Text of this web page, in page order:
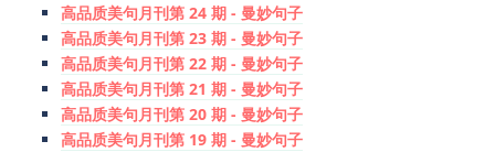
高品质美句月刊第 24 期 - 曼妙句子
高品质美句月刊第 23 期 - 曼妙句子
高品质美句月刊第 22 期 - 曼妙句子
高品质美句月刊第 21 期 - 曼妙句子
高品质美句月刊第 20 期 - 曼妙句子
高品质美句月刊第 19 期 - 曼妙句子